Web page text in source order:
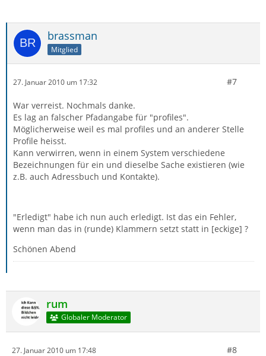
brassman
Mitglied
27. Januar 2010 um 17:32 #7
War verreist. Nochmals danke.
Es lag an falscher Pfadangabe für "profiles".
Möglicherweise weil es mal profiles und an anderer Stelle
Profile heisst.
Kann verwirren, wenn in einem System verschiedene
Bezeichnungen für ein und dieselbe Sache existieren (wie
z.B. auch Adressbuch und Kontakte).
"Erledigt" habe ich nun auch erledigt. Ist das ein Fehler,
wenn man das in (runde) Klammern setzt statt in [eckige] ?
Schönen Abend
rum
Globaler Moderator
27. Januar 2010 um 17:48 #8